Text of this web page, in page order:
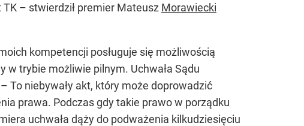
– stwierdził premier Mateusz Morawiecki
kompetencji posługuje się możliwością
w trybie możliwie pilnym. Uchwała Sądu
To niebywały akt, który może doprowadzić
prawa. Podczas gdy takie prawo w porządku
uchwała dąży do podważenia kilkudziesięciu